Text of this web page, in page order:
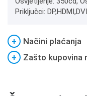
Priključci:
+
Načini plaćanja
+
Zašto kupovina